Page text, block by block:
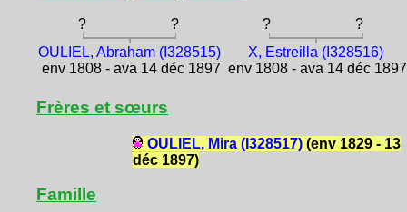
? ? ?
?
OULIEL, Abraham (I328515)
env 1808 - ava 14 déc 1897
X, Estreilla (I328516)
env 1808 - ava 14 déc 1897
Frères et sœurs
OULIEL, Mira (I328517)(env 1829 - 13
déc 1897)
Famille